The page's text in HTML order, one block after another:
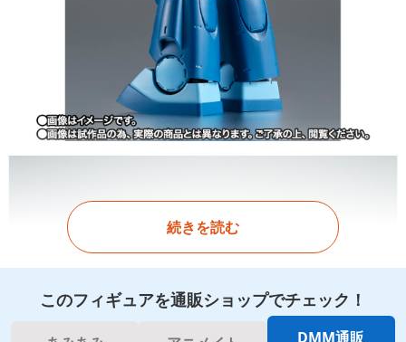
続きを読む
このフィギュアを通販ショップでチェック！
DMM通販